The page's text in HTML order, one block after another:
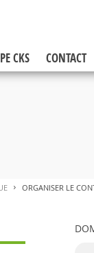
CKS CONTACT
> ORGANISER LE